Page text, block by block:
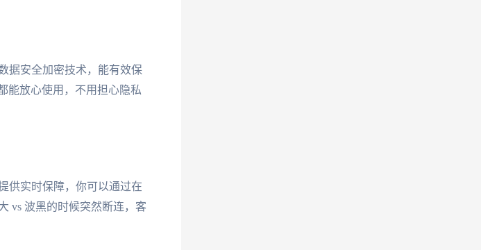
据安全加密技术，能有效保
能放心使用，不用担心隐私
供实时保障，你可以通过在
vs 波黑的时候突然断连，客